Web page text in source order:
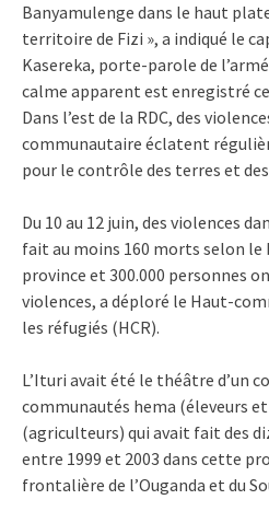
Banyamulenge dans le haut
territoire de Fizi », a indiqué le
Kasereka, porte-parole de
calme apparent est enregistré
Dans l’est de la RDC, des
communautaire éclatent
pour le contrôle des terres et
Du 10 au 12 juin, des violences
fait au moins 160 morts selon le
province et 300.000 personnes
violences, a déploré le Haut-
les réfugiés (HCR).
L’Ituri avait été le théâtre d’un
communautés hema (éleveurs
(agriculteurs) qui avait fait des
entre 1999 et 2003 dans cette
frontalière de l’Ouganda et du